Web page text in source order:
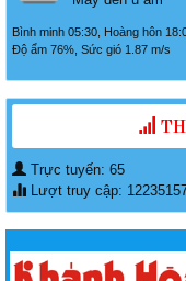
Bình minh 05:30, Hoàng hôn
Độ ẩm 76%, Sức gió 1.87 m/s
Trực tuyến: 65
Lượt truy cập: